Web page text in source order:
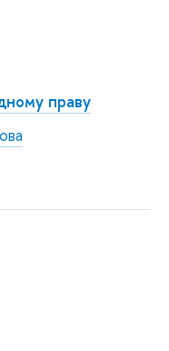
праву